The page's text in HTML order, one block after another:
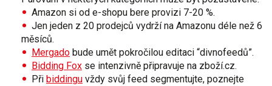
Amazon si od e-shopu bere provizi 7-20 %.
Jen jeden z 20 prodejců vydrží na Amazonu déle než 6
měsíců.
Mergado bude umět pokročilou editaci “divnofeedů”.
Bidding Fox se intenzivně připravuje na zboží.cz.
Při biddingu vždy svůj feed segmentujte, poznejte